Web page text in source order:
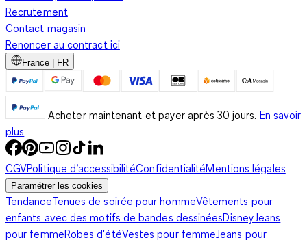
Recrutement
Contact magasin
Renoncer au contract ici
France | FR
Acheter maintenant et payer après 30 jours. En savoir
plus
CGVPolitique d’accessibilitéConfidentialitéMentions légales
Paramétrer les cookies
TendanceTenues de soirée pour hommeVêtements pour
enfants avec des motifs de bandes dessinéesDisneyJeans
pour femmeRobes d'étéVestes pour femmeJeans pour